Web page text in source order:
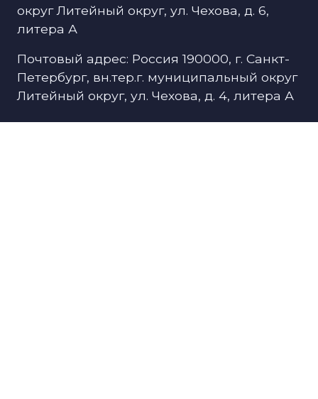
округ Литейный округ, ул. Чехова, д. 6,
литера А
Почтовый адрес: Россия 190000, г. Санкт-
Петербург, вн.тер.г. муниципальный округ
Литейный округ, ул. Чехова, д. 4, литера А